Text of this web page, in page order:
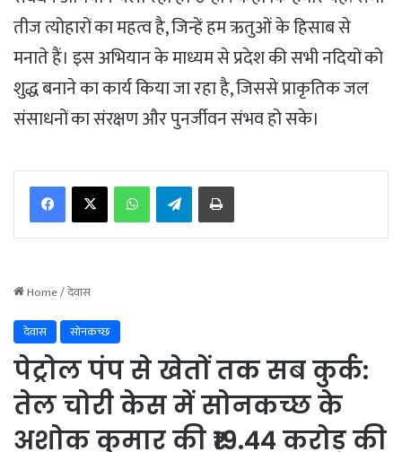
तीज त्योहारों का महत्व है, जिन्हें हम ऋतुओं के हिसाब से
मनाते हैं। इस अभियान के माध्यम से प्रदेश की सभी नदियों को
शुद्ध बनाने का कार्य किया जा रहा है, जिससे प्राकृतिक जल
संसाधनों का संरक्षण और पुनर्जीवन संभव हो सके।
WhatsAppTelegramPrint